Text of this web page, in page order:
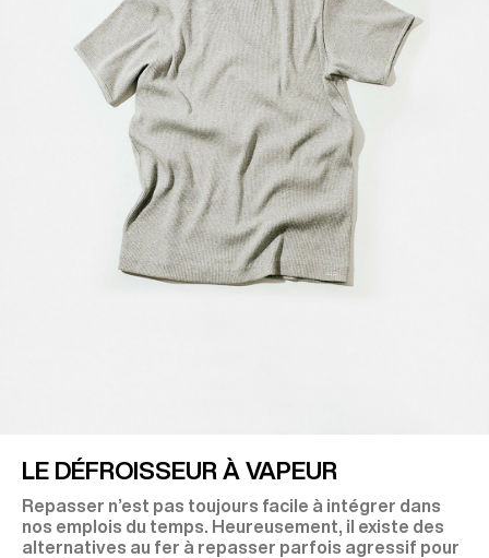
LE DÉFROISSEUR À VAPEUR
Repasser n’est pas toujours facile à intégrer dans
nos emplois du temps. Heureusement, il existe des
alternatives au fer à repasser parfois agressif pour